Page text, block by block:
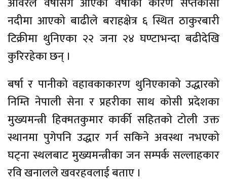
नदीमा आएको बाढीले बराहक्षेत्र ६ स्थित ठाकुरबारी
टिक्रीमा थुनिएका २२ जना २४ घण्टाभन्दा बढीदेखि
कुरिरहेका छन् ।
बर्षा र पानीकोवहावकाकारण थुनिएकाको उद्धारको
निम्ति नेपाली सेना रप्रहरीका साथ कोसी प्रदेशका
मुख्यमन्त्री हिक्मतकुमार कार्की सहितको टोली उक्त
स्थानमा पुगेपनि उद्धार गर्न सकिने अवस्था नभएको
घट्ना स्थलबाट मुख्यमन्त्रीका जन सम्पर्क सल्लाहकार
रवि खनाललेखवरहवलाईबताए ।